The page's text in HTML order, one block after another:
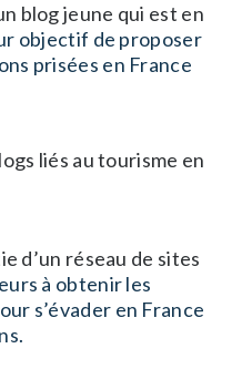
blog jeune qui est en
objectif de proposer
prisées en France
liés au tourisme en
d’un réseau de sites
à obtenir les
s’évader en France